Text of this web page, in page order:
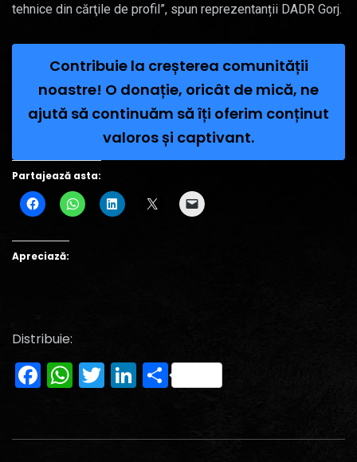
tehnice din cărţile de profil”, spun reprezentanții DADR Gorj.
Contribuie la creșterea comunității
noastre! O donație, oricât de mică, ne
ajută să continuăm să îți oferim conținut
valoros și captivant.
Partajează asta:
Apreciază:
Distribuie:
Facebook
WhatsApp
Twitter
LinkedIn
Partajează